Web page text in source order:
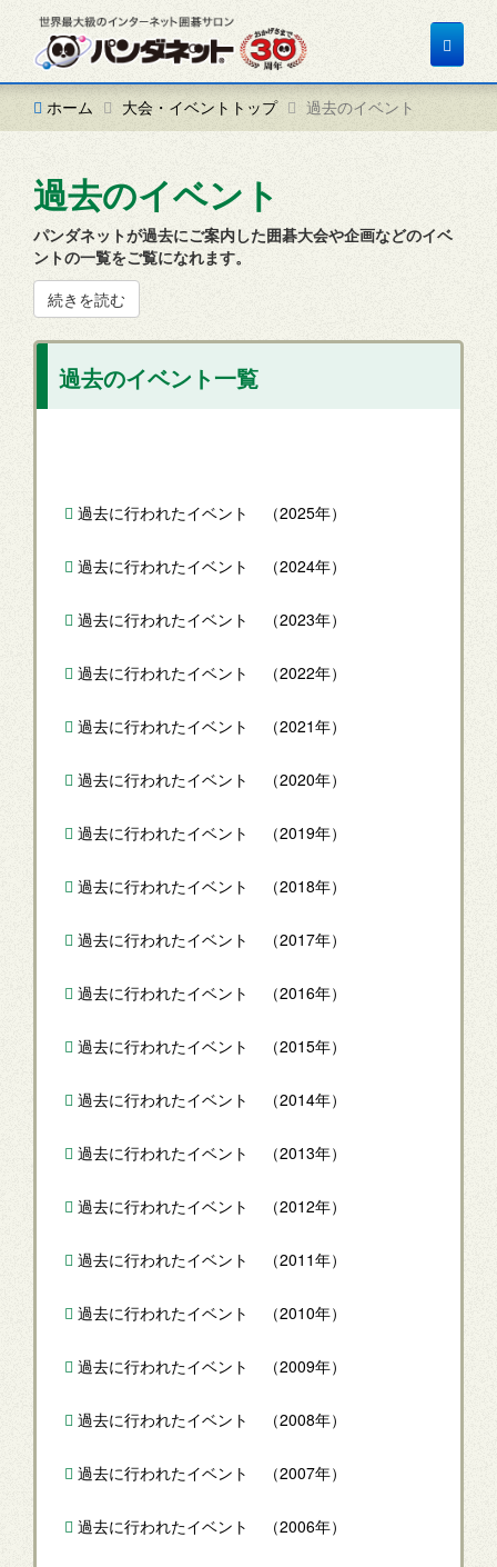
Toggle
ホーム
大会・イベントトップ 過去のイベント
過去のイベント
パンダネットが過去にご案内した囲碁大会や企画などのイベ
ントの一覧をご覧になれます。
続きを読む
過去のイベント一覧
過去に行われたイベント （2025年）
過去に行われたイベント （2024年）
過去に行われたイベント （2023年）
過去に行われたイベント （2022年）
過去に行われたイベント （2021年）
過去に行われたイベント （2020年）
過去に行われたイベント （2019年）
過去に行われたイベント （2018年）
過去に行われたイベント （2017年）
過去に行われたイベント （2016年）
過去に行われたイベント （2015年）
過去に行われたイベント （2014年）
過去に行われたイベント （2013年）
過去に行われたイベント （2012年）
過去に行われたイベント （2011年）
過去に行われたイベント （2010年）
過去に行われたイベント （2009年）
過去に行われたイベント （2008年）
過去に行われたイベント （2007年）
過去に行われたイベント （2006年）